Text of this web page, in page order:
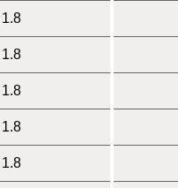
1.8
1.8
1.8
1.8
1.8